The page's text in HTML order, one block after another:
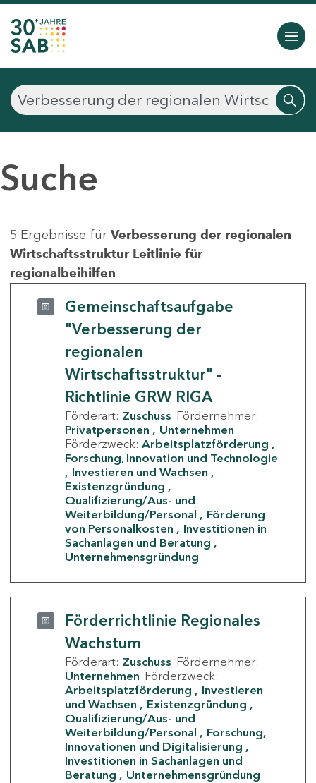
Suche
5 Ergebnisse für Verbesserung der regionalen
Wirtschaftsstruktur Leitlinie für
regionalbeihilfen
Gemeinschaftsaufgabe
"Verbesserung der
regionalen
Wirtschaftsstruktur" -
Richtlinie GRW RIGA
Förderart: Zuschuss Fördernehmer:
Privatpersonen
Unternehmen
Förderzweck: Arbeitsplatzförderung
Forschung, Innovation und Technologie
Investieren und Wachsen
Existenzgründung
Qualifizierung/Aus- und
Weiterbildung/Personal
Förderung
von Personalkosten
Investitionen in
Sachanlagen und Beratung
Unternehmensgründung
Förderrichtlinie Regionales
Wachstum
Förderart: Zuschuss Fördernehmer:
Unternehmen Förderzweck:
Arbeitsplatzförderung
Investieren
und Wachsen
Existenzgründung
Qualifizierung/Aus- und
Weiterbildung/Personal
Forschung,
Innovationen und Digitalisierung
Investitionen in Sachanlagen und
Beratung
Unternehmensgründung